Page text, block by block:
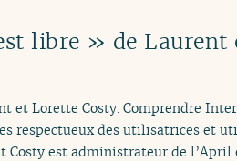
libre » de Laurent
Lorette Costy. Comprendre
respectueux des utilisatrices et
est administrateur de